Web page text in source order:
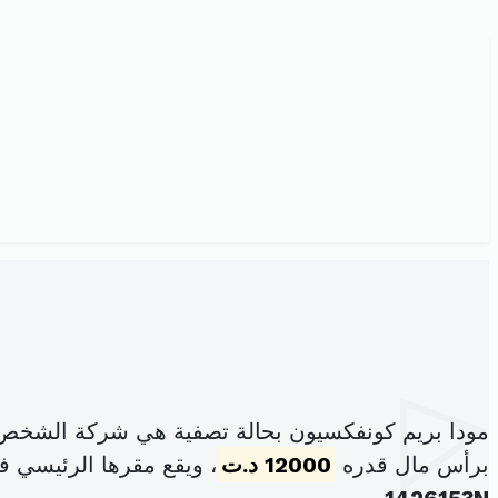
مودا بريم كونفكسيون بحالة تصفية هي شركة
برأس مال قدره 12000 د.ت
، ويقع مقرها